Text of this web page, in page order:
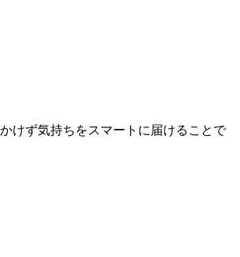
けず気持ちをスマートに届けることで